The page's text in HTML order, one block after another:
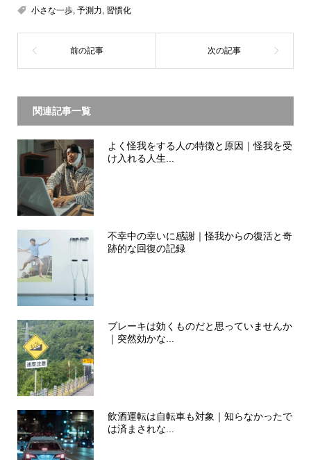
小さな一歩, 予測力 習慣化
関連記事一覧
よく怪我をする人の特徴と原因｜怪我を受
け入れる人生...
不幸中の幸いに感謝｜怪我からの復活と奇
跡的な回復の記録
ブレーキは効くものだと思っていませんか
｜突然効かな...
飲酒運転は自転車も対象｜知らなかったで
は済まされな...